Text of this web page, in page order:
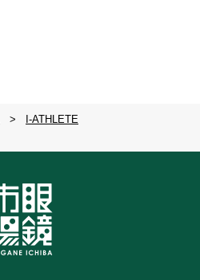
>
I-ATHLETE